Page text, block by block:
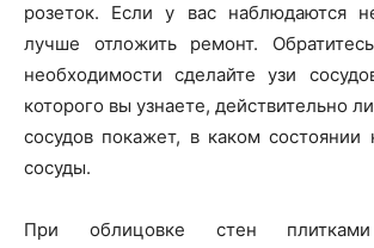
розеток. Если у вас наблюдаются
лучше отложить ремонт.
необходимости сделайте узи
которого вы узнаете, действительно
сосудов покажет, в каком состоянии
сосуды.
При облицовке стен плитками